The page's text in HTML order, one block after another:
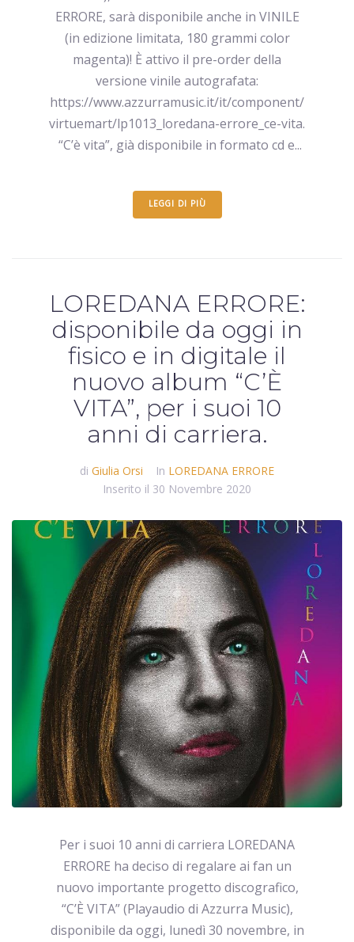
ERRORE, sarà disponibile anche in VINILE
(in edizione limitata, 180 grammi color
magenta)! È attivo il pre-order della
versione vinile autografata:
https://www.azzurramusic.it/it/component/
virtuemart/lp1013_loredana-errore_ce-vita.
“C’è vita”, già disponibile in formato cd e...
LEGGI DI PIÙ
LOREDANA ERRORE:
disponibile da oggi in
fisico e in digitale il
nuovo album “C’È
VITA”, per i suoi 10
anni di carriera.
di Giulia Orsi In LOREDANA ERRORE
Inserito il 30 Novembre 2020
Per i suoi 10 anni di carriera LOREDANA
ERRORE ha deciso di regalare ai fan un
nuovo importante progetto discografico,
“C’È VITA” (Playaudio di Azzurra Music),
disponibile da oggi, lunedì 30 novembre, in